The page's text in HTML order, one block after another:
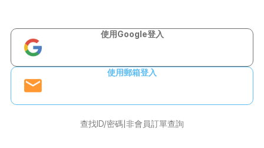
使用Google登入
使用郵箱登入
查找ID/密碼 非會員訂單查詢